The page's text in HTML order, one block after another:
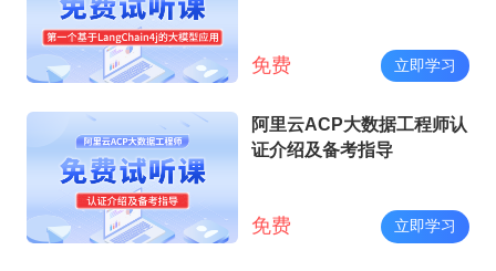
免费 立即学习
阿里云ACP大数据工程师认
证介绍及备考指导
免费 立即学习